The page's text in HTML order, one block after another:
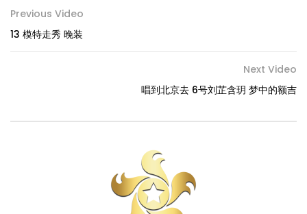
Previous Video
13 模特走秀 晚装
Next Video
唱到北京去 6号刘芷含玥 梦中的额吉